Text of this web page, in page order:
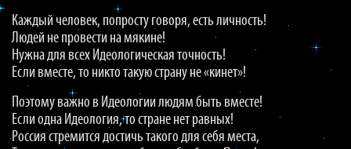
Каждый человек, попросту говоря, есть личность!
Людей не провести на мякине!
Нужна для всех Идеологическая точность!
Если вместе, то никто такую страну не «кинет»!
Поэтому важно в Идеологии людям быть вместе!
Если одна Идеология, то стране нет равных!
Россия стремится достичь такого для себя места,